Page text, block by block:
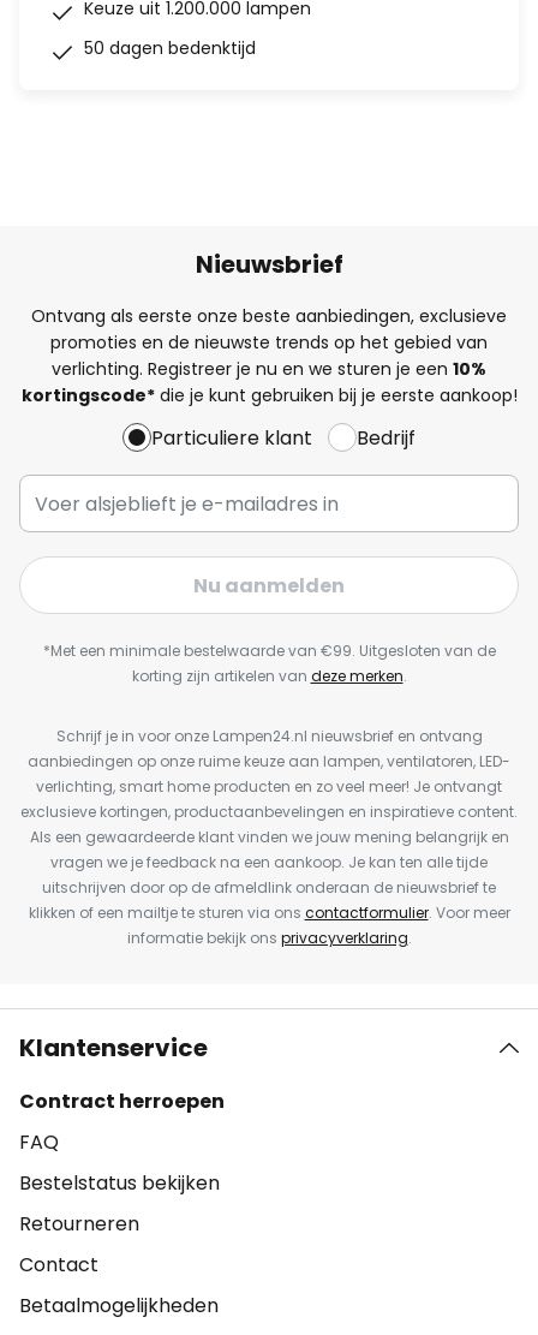
Keuze uit 1.200.000 lampen
50 dagen bedenktijd
Nieuwsbrief
Ontvang als eerste onze beste aanbiedingen, exclusieve
promoties en de nieuwste trends op het gebied van
verlichting. Registreer je nu en we sturen je een 10%
kortingscode*die je kunt gebruiken bij je eerste aankoop!
Particuliere klant Bedrijf
Nu aanmelden
*Met een minimale bestelwaarde van €99. Uitgesloten van de
korting zijn artikelen van deze merken.
Schrijf je in voor onze Lampen24.nl nieuwsbrief en ontvang
aanbiedingen op onze ruime keuze aan lampen, ventilatoren, LED-
verlichting, smart home producten en zo veel meer! Je ontvangt
exclusieve kortingen, productaanbevelingen en inspiratieve content.
Als een gewaardeerde klant vinden we jouw mening belangrijk en
vragen we je feedback na een aankoop. Je kan ten alle tijde
uitschrijven door op de afmeldlink onderaan de nieuwsbrief te
klikken of een mailtje te sturen via ons contactformulier. Voor meer
informatie bekijk ons privacyverklaring.
Klantenservice
Contract herroepen
FAQ
Bestelstatus bekijken
Retourneren
Contact
Betaalmogelijkheden